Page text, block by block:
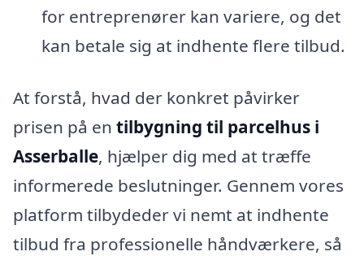
for entreprenører kan variere, og det
kan betale sig at indhente flere tilbud.
At forstå, hvad der konkret påvirker
prisen på en tilbygning til parcelhus i
Asserballe, hjælper dig med at træffe
informerede beslutninger. Gennem vores
platform tilbydeder vi nemt at indhente
tilbud fra professionelle håndværkere, så